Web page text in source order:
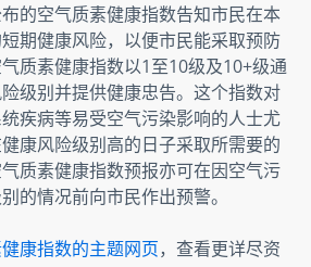
的空气质素健康指数告知市民在本
期健康风险，以便市民能采取预防
质素健康指数以1至10级及10+级通
级别并提供健康忠告。这个指数对
疾病等易受空气污染影响的人士尤
康风险级别高的日子采取所需要的
质素健康指数预报亦可在因空气污
的情况前向市民作出预警。
康指数的主题网页，查看更详尽资